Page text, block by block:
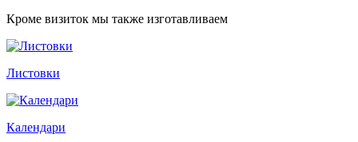
Кроме визиток мы также изготавливаем
Листовки
Календари